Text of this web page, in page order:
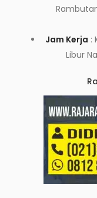
Jam Kerja :
Libur